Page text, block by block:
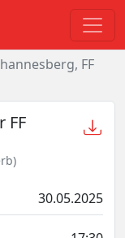
FF
FF
30.05.2025